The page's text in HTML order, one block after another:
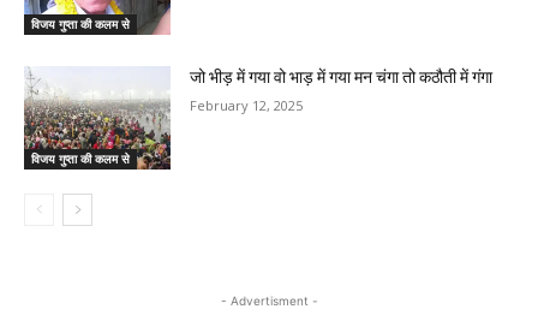
विजय गुप्ता की कलम से
विजय गुप्ता की कलम से
जो भीड़ में गया वो भाड़ में गया मन चंगा तो कठौती में गंगा
February 12, 2025
- Advertisment -